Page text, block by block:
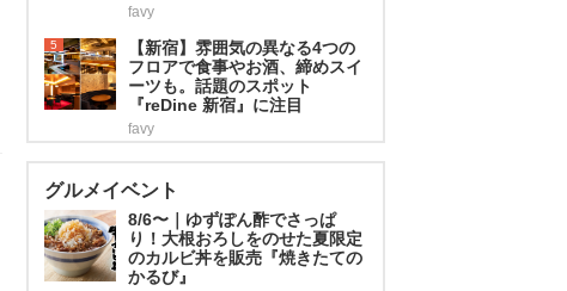
favy
5
【新宿】雰囲気の異なる4つの
フロアで食事やお酒、締めスイ
ーツも。話題のスポット
『reDine 新宿』に注目
favy
グルメイベント
8/6〜｜ゆずぽん酢でさっぱ
り！大根おろしをのせた夏限定
のカルビ丼を販売『焼きたての
かるび』